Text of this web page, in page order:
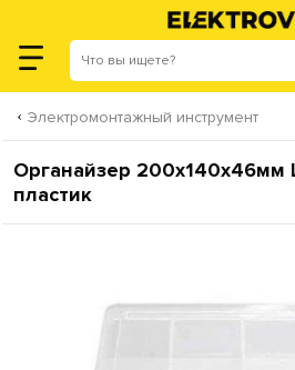
Электромонтажный инструмент
Органайзер 200х140х46мм
пластик